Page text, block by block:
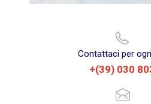
Contattaci per
+(39) 030